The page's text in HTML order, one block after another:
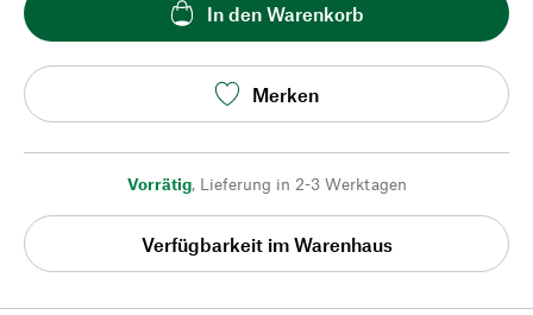
In den Warenkorb
Merken
Vorrätig, Lieferung in 2-3 Werktagen
Verfügbarkeit im Warenhaus